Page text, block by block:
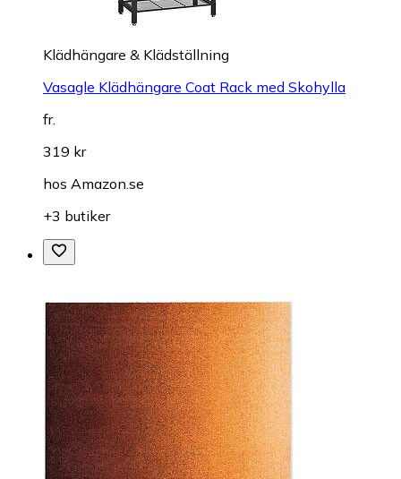
Klädhängare & Klädställning
Vasagle Klädhängare Coat Rack med Skohylla
fr.
319 kr
hos Amazon.se
+3 butiker